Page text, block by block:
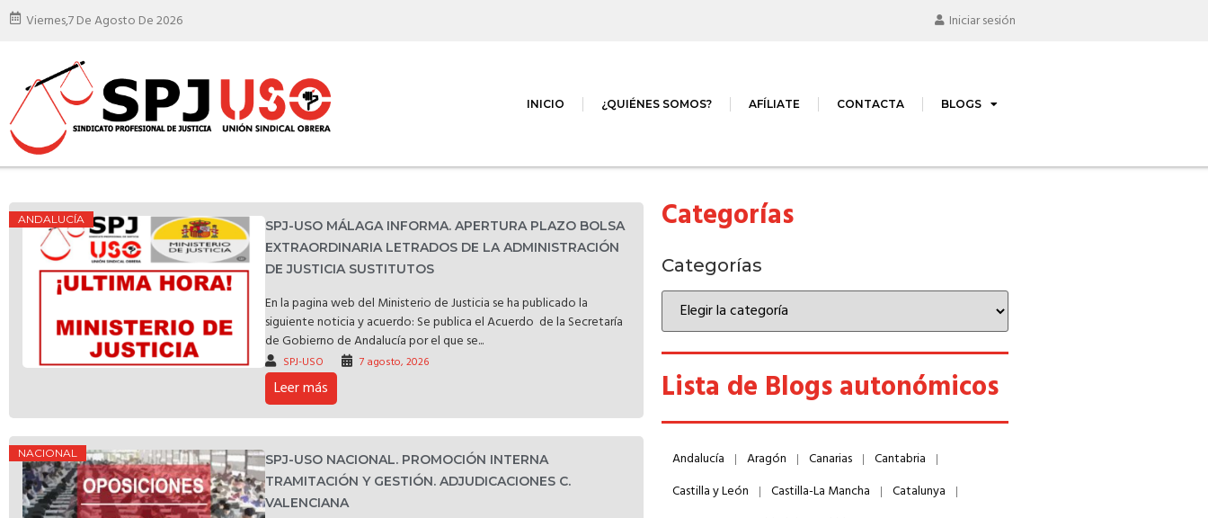
Viernes,7 De Agosto De 2026 Iniciar sesión
INICIO ¿QUIÉNES SOMOS? AFÍLIATE CONTACTA BLOGS
ANDALUCÍA
SPJ-USO MÁLAGA INFORMA. APERTURA PLAZO BOLSA
EXTRAORDINARIA LETRADOS DE LA ADMINISTRACIÓN
DE JUSTICIA SUSTITUTOS
En la pagina web del Ministerio de Justicia se ha publicado la
siguiente noticia y acuerdo: Se publica el Acuerdo de la Secretaría
de Gobierno de Andalucía por el que se...
SPJ-USO 7 agosto, 2026
Leer más
NACIONAL
SPJ-USO NACIONAL. PROMOCIÓN INTERNA
TRAMITACIÓN Y GESTIÓN. ADJUDICACIONES C.
VALENCIANA
Categorías
Categorías
Lista de Blogs autonómicos
Andalucía Aragón Canarias
Cantabria
Castilla y León
Castilla-La Mancha
Catalunya